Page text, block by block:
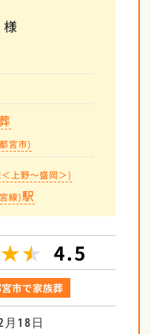
様
宮市)
上野～盛岡＞)
線)駅
4.5
市で家族葬
18日